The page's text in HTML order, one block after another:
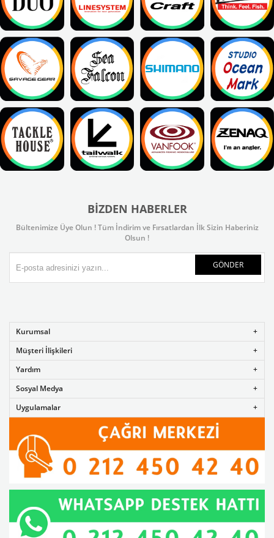
BIZDEN HABERLER
Bültenimize Üye Olun ! Tüm İndirim ve Fırsatlardan İlk Sizin Haberiniz
Olsun !
GÖNDER
Kurumsal
Müşteri İlişkileri
Yardım
Sosyal Medya
Uygulamalar